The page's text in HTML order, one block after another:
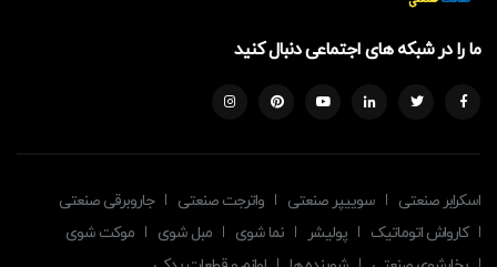
ما را در شبکه های اجتماعی دنبال کنید
اسکرابر صنعتی سوییپر صنعتی واترجت صنعتی
جاروبرقی صنعتی
کارواش اتوماتیک
پولیشر نما شوی مبل شوی
موکت شوی